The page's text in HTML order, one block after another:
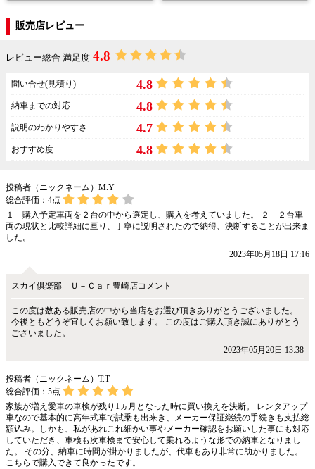
販売店レビュー
レビュー総合 満足度 4.8
問い合せ(見積り) 4.8
納車までの対応 4.8
説明のわかりやすさ 4.7
おすすめ度 4.8
投稿者（ニックネーム）M.Y
総合評価： 4点
１ 購入予定車両を２台の中から選定し、購入を考えていました。 ２ ２台車
両の現状と比較詳細に亘り、丁寧に説明されたので納得、決断することが出来ま
した。
2023年05月18日 17:16
スカイ倶楽部 Ｕ－Ｃａｒ豊崎店コメント
この度は数ある販売店の中から当店をお選び頂きありがとうございました。
今後ともどうぞ宜しくお願い致します。 この度はご購入頂き誠にありがとう
ございました。
2023年05月20日 13:38
投稿者（ニックネーム）T.T
総合評価： 5点
家族が増え愛車の車検が残り1ヵ月となった時に買い換えを決断。 レンタアップ
車なので基本的に高年式車で試乗も出来き、メーカー保証継続の手続きも支払総
額込み。しかも、私があれこれ細かい事やメーカー確認をお願いした事にも対応
していただき、車検も次車検まで安心して乗れるような形での納車となりまし
た。 その分、納車に時間が掛かりましたが、代車もあり非常に助かりました。
こちらで購入できて良かったです。